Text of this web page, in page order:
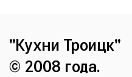
"Кухни Троицк"
© 2008 года.